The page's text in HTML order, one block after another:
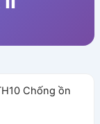
Chống ồn